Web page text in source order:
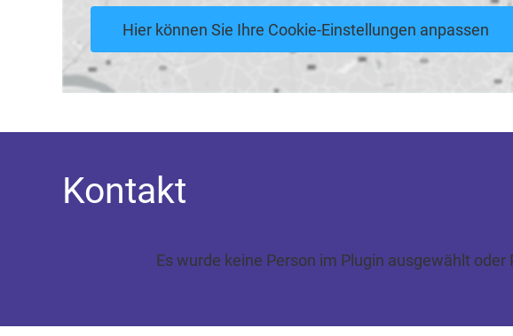
Hier können Sie Ihre Cookie-Einstellungen anpassen
Kontakt
Es wurde keine Person im Plugin ausgewählt oder